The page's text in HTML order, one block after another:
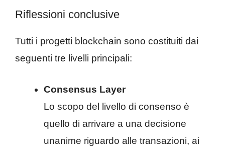
Riflessioni conclusive
Tutti i progetti blockchain sono costituiti dai
seguenti tre livelli principali:
Consensus Layer
Lo scopo del livello di consenso è
quello di arrivare a una decisione
unanime riguardo alle transazioni, ai